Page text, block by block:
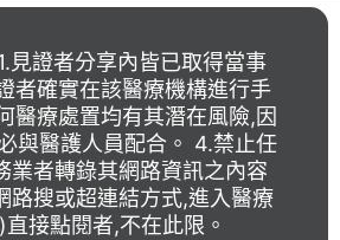
見證者分享內皆已取得當事
者確實在該醫療機構進行手
醫療處置均有其潛在風險,因
與醫護人員配合。 4.禁止任
業者轉錄其網路資訊之內容
路搜或超連結方式,進入醫療
接點閱者,不在此限。